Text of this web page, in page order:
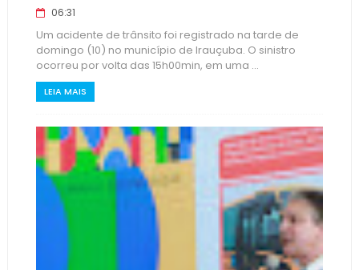
06:31
Um acidente de trânsito foi registrado na tarde de
domingo (10) no município de Irauçuba. O sinistro
ocorreu por volta das 15h00min, em uma ...
LEIA MAIS